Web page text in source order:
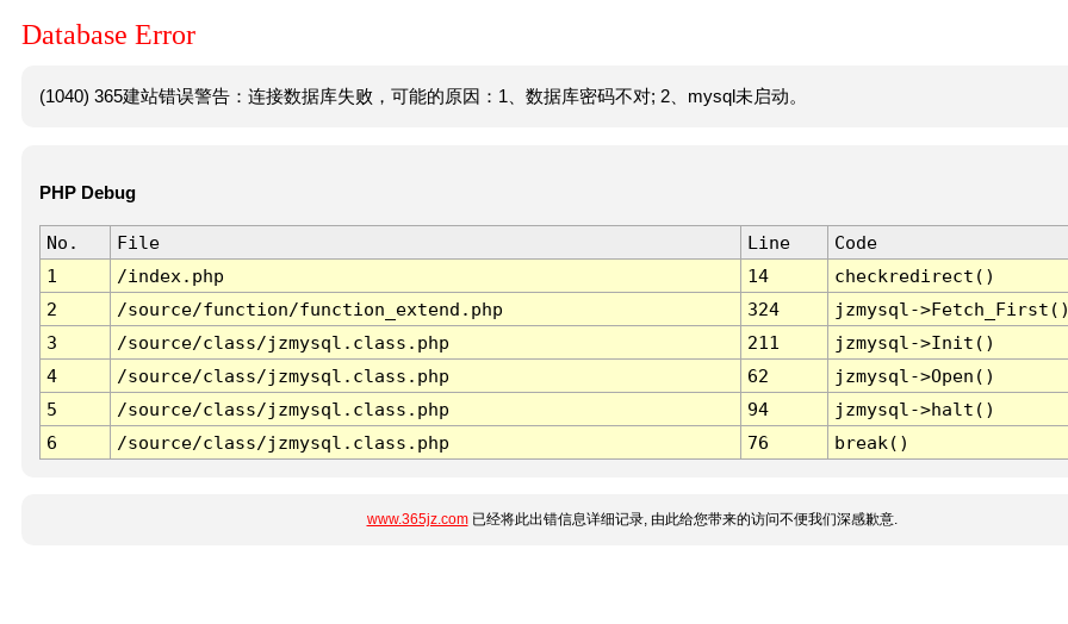
Database Error
(1040) 365建站错误警告：连接数据库失败，可能的原因：1、数据库密码不对; 2、mysql未启动。
PHP Debug
No. File Line
Code
1
/index.php 14
checkredirect()
2
/source/function/function_extend.php 324
jzmysql-
3
/source/class/jzmysql.class.php 211
jzmysql->Init()
4
/source/class/jzmysql.class.php 62
jzmysql->Open()
5
/source/class/jzmysql.class.php 94
jzmysql->halt()
6
/source/class/jzmysql.class.php 76 break()
www.365jz.com已经将此出错信息详细记录, 由此给您带来的访问不便我们深感歉意.